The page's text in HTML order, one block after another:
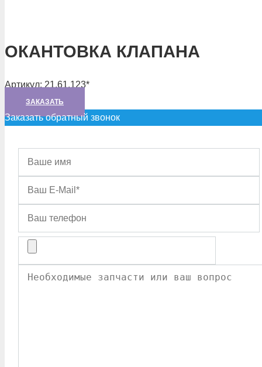
ОКАНТОВКА КЛАПАНА
Артикул: 21.61.123*
ЗАКАЗАТЬ
Заказать обратный звонок